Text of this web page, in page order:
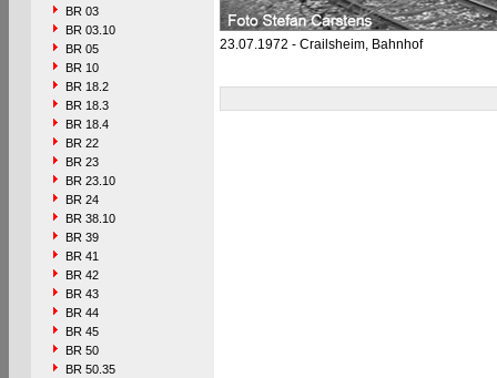
BR 03
BR 03.10
BR 05
BR 10
BR 18.2
BR 18.3
BR 18.4
BR 22
BR 23
BR 23.10
BR 24
BR 38.10
BR 39
BR 41
BR 42
BR 43
BR 44
BR 45
BR 50
BR 50.35
23.07.1972 - Crailsheim, Bahnhof